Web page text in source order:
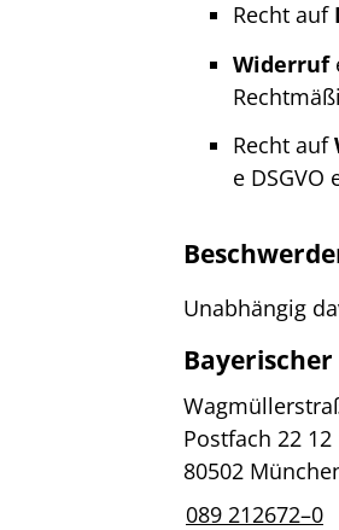
Recht auf
Widerruf
Recht auf
e DSGVO
Unabhängig
Postfach 22 12
80502
089 212672–0